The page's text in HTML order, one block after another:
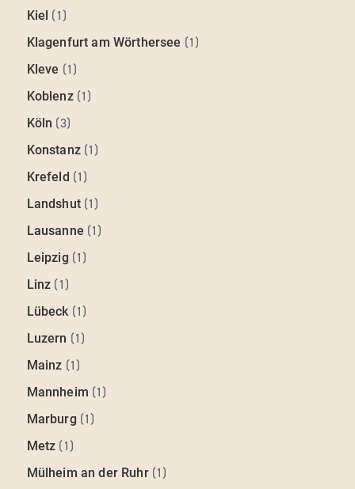
Kiel (1 )
Klagenfurt am Wörthersee (1 )
Kleve (1 )
Koblenz(1 )
Köln (3)
Konstanz(1 )
Krefeld (1 )
Landshut(1 )
Lausanne (1 )
Leipzig (1 )
Linz (1 )
Lübeck(1 )
Luzern (1 )
Mainz (1 )
Mannheim (1 )
Marburg (1 )
Metz (1 )
Mülheim an der Ruhr(1 )